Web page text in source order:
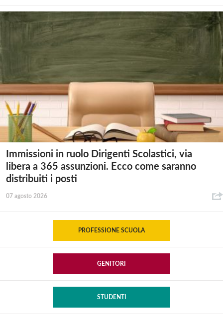
Immissioni in ruolo Dirigenti Scolastici, via
libera a 365 assunzioni. Ecco come saranno
distribuiti i posti
07 agosto 2026
PROFESSIONE SCUOLA
GENITORI
STUDENTI